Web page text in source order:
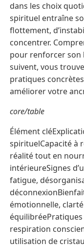
dans les choix
spirituel entraîne
flottement,
concentrer.
pour renforcer son
suivent, vous
pratiques
améliorer votre
core/table
Élément
spirituelCapacité à
réalité tout en
intérieureSignes
fatigue,
émotionnelle,
respiration
utilisation de